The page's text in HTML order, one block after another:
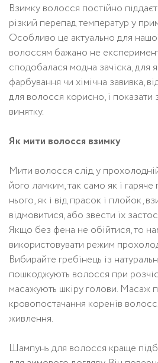
Взимку волосся постійно
різкий перепад температур у
Особливо це актуально для
волоссям бажано не
сподобалася модна зачіска, для
фарбування чи хімічна завивка,
для волосся корисно, і показати
винятку.
Як мити волосся взимку
Мити волосся слід у
його ламким, так само як і
нього, як і від прасок і плойок,
відмовитися, або звести їх
Якщо без фена не обійтися, то
використовувати режим
Вибирайте гребінець із
пошкоджують волосся при
масажують шкіру голови. Масаж
кровопостачання коренів
живлення.
Шампунь для волосся краще